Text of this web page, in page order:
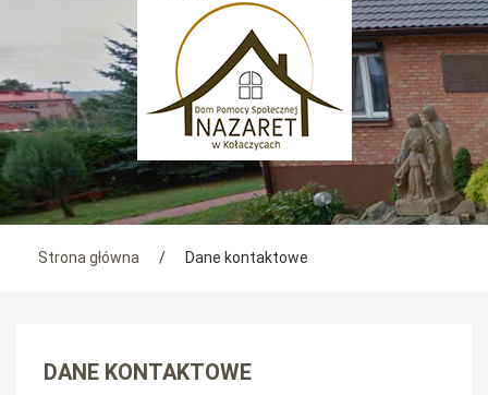
Tutaj jesteś
Strona główna / Dane kontaktowe
Menu boczne
DANE KONTAKTOWE